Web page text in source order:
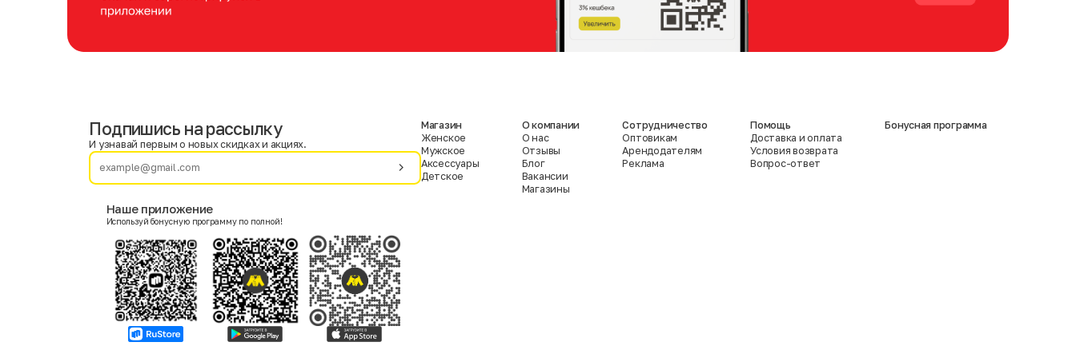
Фамилия
Женский
Согласие на получение чеков по электронной почте
Подпишись на рассылку
И узнавай первым о новых скидках и акциях.
Наше приложение
Используй бонусную программу по полной!
Магазин
Женское
Мужское
Аксессуары
Детское
О компании
О нас
Отзывы
Блог
Вакансии
Магазины
Сотрудничество
Оптовикам
Арендодателям
Реклама
Помощь
Доставка и оплата
Условия возврата
Вопрос-ответ
Бонусная программа